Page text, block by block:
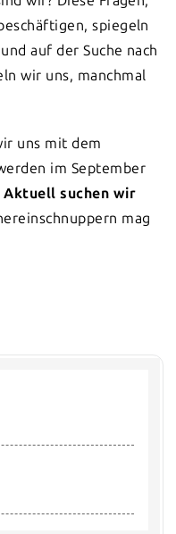
spiegeln
auf der Suche nach
wir uns, manchmal
uns mit dem
im September
Aktuell suchen wir
mag